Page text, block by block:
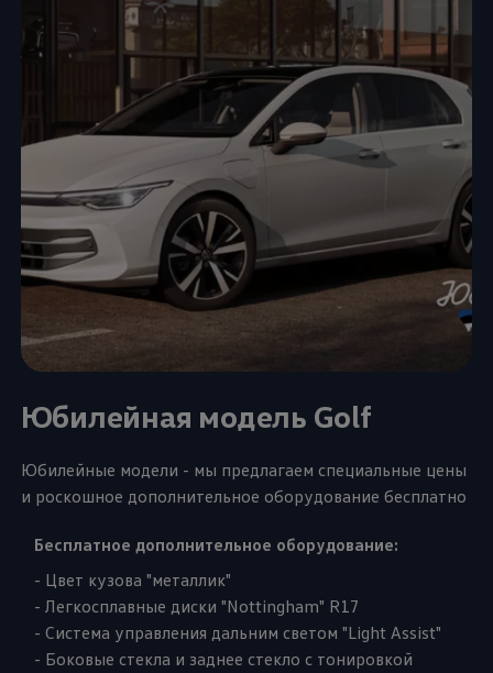
Юбилейная модель Golf
Юбилейные модели - мы предлагаем специальные цены
и роскошное дополнительное оборудование бесплатно
Бесплатное дополнительное оборудование:
- Цвет кузова "металлик"
- Легкосплавные диски "Nottingham" R17
- Система управления дальним светом "Light Assist"
- Боковые стекла и заднее стекло с тонировкой